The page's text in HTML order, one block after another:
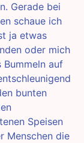
Gerade bei
schaue ich
ja etwas
oder mich
auf
bunten
Speisen
Menschen die